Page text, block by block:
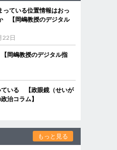
っている位置情報はおっ
【岡嶋教授のデジタル
22日
岡嶋教授のデジタル指
ている 【政眼鏡（せいが
治コラム】
もっと見る